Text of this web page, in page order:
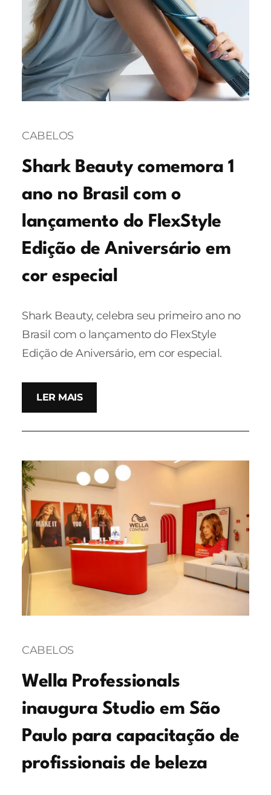
CABELOS
Shark Beauty comemora 1
ano no Brasil com o
lançamento do FlexStyle
Edição de Aniversário em
cor especial
Shark Beauty, celebra seu primeiro ano no
Brasil com o lançamento do FlexStyle
Edição de Aniversário, em cor especial.
LER MAIS
CABELOS
Wella Professionals
inaugura Studio em São
Paulo para capacitação de
profissionais de beleza